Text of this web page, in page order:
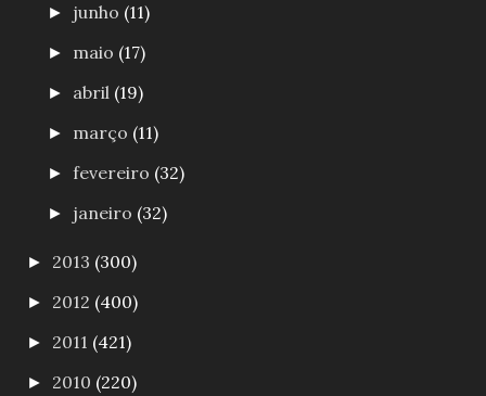
► junho (11)
► maio (17)
► abril (19)
► março (11)
►fevereiro (32)
► janeiro (32)
► 2013 (300)
► 2012 (400)
► 2011 (421)
► 2010 (220)